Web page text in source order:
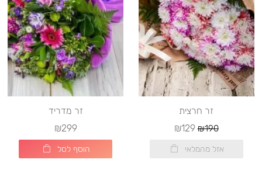
זר חרצית
₪190
₪129
אזל מהמלאי
זר מדריד
₪299
הוסף לסל